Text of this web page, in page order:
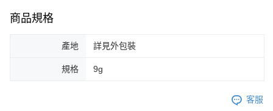
商品規格
產地 詳見外包裝
規格 9g
客服